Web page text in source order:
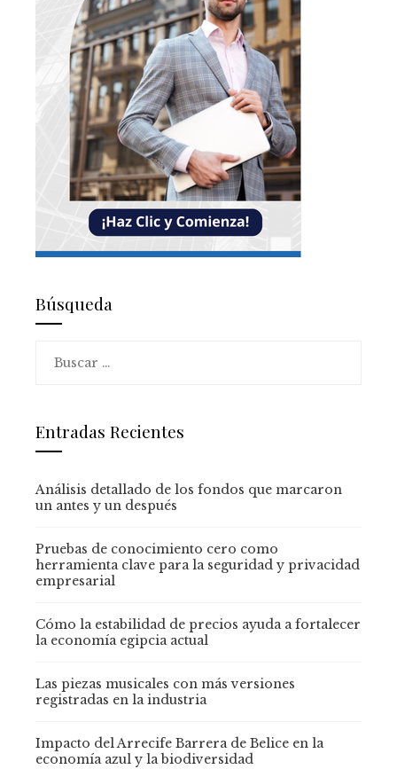
Búsqueda
Entradas Recientes
Análisis detallado de los fondos que marcaron
un antes y un después
Pruebas de conocimiento cero como
herramienta clave para la seguridad y privacidad
empresarial
Cómo la estabilidad de precios ayuda a fortalecer
la economía egipcia actual
Las piezas musicales con más versiones
registradas en la industria
Impacto del Arrecife Barrera de Belice en la
economía azul y la biodiversidad